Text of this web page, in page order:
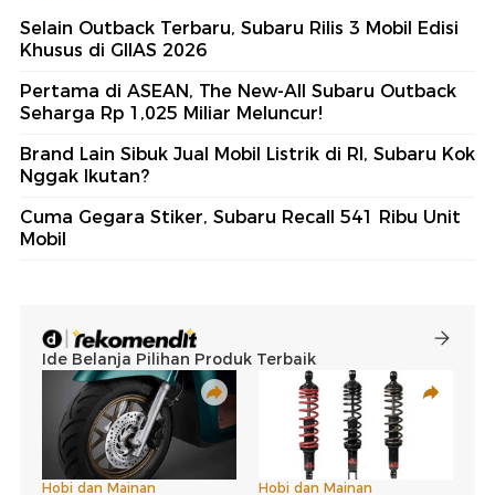
Selain Outback Terbaru, Subaru Rilis 3 Mobil Edisi
Khusus di GIIAS 2026
Pertama di ASEAN, The New-All Subaru Outback
Seharga Rp 1,025 Miliar Meluncur!
Brand Lain Sibuk Jual Mobil Listrik di RI, Subaru Kok
Nggak Ikutan?
Cuma Gegara Stiker, Subaru Recall 541 Ribu Unit
Mobil